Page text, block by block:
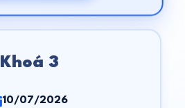
Khoá 3
10/07/2026